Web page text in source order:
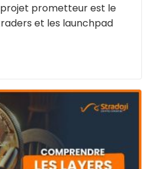
prometteur est le
et les launchpad